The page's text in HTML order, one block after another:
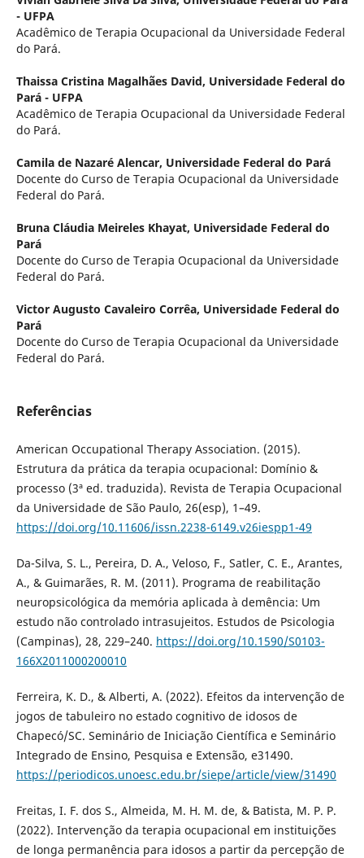
- UFPA
Acadêmico de Terapia Ocupacional da Universidade Federal
do Pará.
Thaissa Cristina Magalhães David, Universidade Federal do
Pará - UFPA
Acadêmico de Terapia Ocupacional da Universidade Federal
do Pará.
Camila de Nazaré Alencar, Universidade Federal do Pará
Docente do Curso de Terapia Ocupacional da Universidade
Federal do Pará.
Bruna Cláudia Meireles Khayat, Universidade Federal do
Pará
Docente do Curso de Terapia Ocupacional da Universidade
Federal do Pará.
Victor Augusto Cavaleiro Corrêa, Universidade Federal do
Pará
Docente do Curso de Terapia Ocupacional da Universidade
Federal do Pará.
Referências
American Occupational Therapy Association. (2015).
Estrutura da prática da terapia ocupacional: Domínio &
processo (3ª ed. traduzida). Revista de Terapia Ocupacional
da Universidade de São Paulo, 26(esp), 1–49.
https://doi.org/10.11606/issn.2238-6149.v26iespp1-49
Da-Silva, S. L., Pereira, D. A., Veloso, F., Satler, C. E., Arantes,
A., & Guimarães, R. M. (2011). Programa de reabilitação
neuropsicológica da memória aplicada à demência: Um
estudo não controlado intrasujeitos. Estudos de Psicologia
(Campinas), 28, 229–240. https://doi.org/10.1590/S0103-
166X2011000200010
Ferreira, K. D., & Alberti, A. (2022). Efeitos da intervenção de
jogos de tabuleiro no estado cognitivo de idosos de
Chapecó/SC. Seminário de Iniciação Científica e Seminário
Integrado de Ensino, Pesquisa e Extensão, e31490.
https://periodicos.unoesc.edu.br/siepe/article/view/31490
Freitas, I. F. dos S., Almeida, M. H. M. de, & Batista, M. P. P.
(2022). Intervenção da terapia ocupacional em instituições
de longa permanência para idosos a partir da percepção de